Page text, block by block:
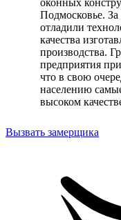
Подмосковье.
отладили
качества
производства.
предприятия
что в свою
населению
высоком
Вызвать замерщика